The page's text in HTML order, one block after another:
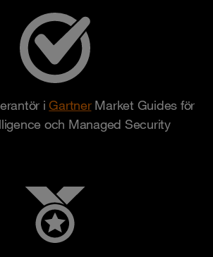
iGartnerMarket Guides för
och Managed Security